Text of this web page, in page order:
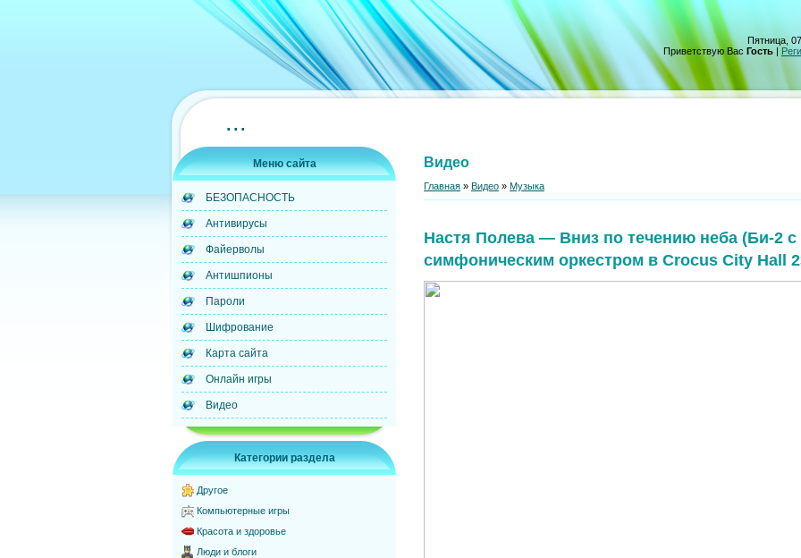
Пятница,
Приветствую Вас Гость |
...
Меню сайта
БЕЗОПАСНОСТЬ
Антивирусы
Файерволы
Антишпионы
Пароли
Шифрование
Карта сайта
Онлайн игры
Видео
Категории раздела
Другое
Компьютерные игры
Красота и здоровье
Люди и блоги
Видео
Главная » Видео » Музыка
Настя Полева — Вниз по течению неба (Би-2 с
симфоническим оркестром в Crocus City Hall